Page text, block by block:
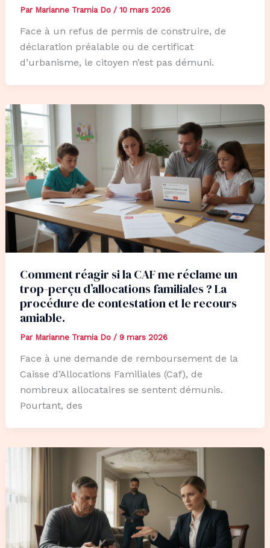
Par Marianne Tramia Do / 10 mars 2026
Face à un refus de permis de construire, de
déclaration préalable ou de certificat
d’urbanisme, le citoyen n’est pas démuni.
Comment réagir si la CAF me réclame un
trop-perçu d’allocations familiales ? La
procédure de contestation et le recours
amiable.
Par Marianne Tramia Do / 9 mars 2026
Face à une demande de remboursement de la
Caisse d’Allocations Familiales (Caf), de
nombreux allocataires se sentent démunis.
Pourtant, des